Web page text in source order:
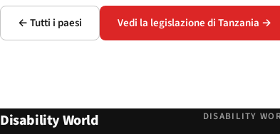
← Tutti i paesi Vedi la legislazione di Tanzania →
Disability World DISABILITY